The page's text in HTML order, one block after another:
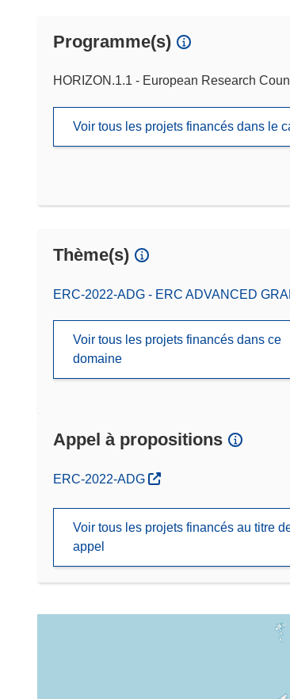
Programme(s)
HORIZON.1.1 - European Research
Voir tous les projets financés dans le
Thème(s)
ERC-2022-ADG - ERC ADVANCED
Voir tous les projets financés dans ce
domaine
Appel à propositions
(s’ouvre dans une nouvelle fenêtre)
ERC-2022-ADG
Voir tous les projets financés au titre
appel